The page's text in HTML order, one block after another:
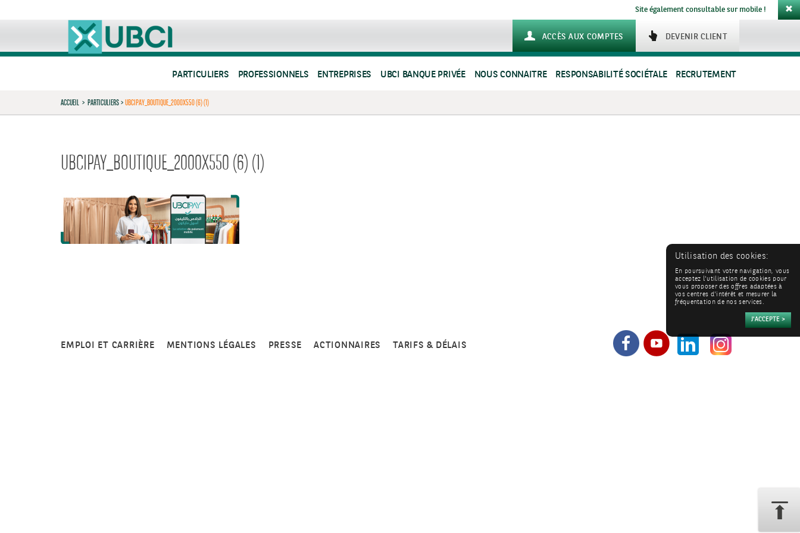
Site également consultable sur mobile !
DEVENIR CLIENT
ACCÈS AUX COMPTES
PARTICULIERS PROFESSIONNELS ENTREPRISES UBCI BANQUE PRIVÉE NOUS CONNAITRE RESPONSABILITÉ SOCIÉTALE RECRUTEMENT
ACCUEIL > PARTICULIERS>UBCIPAY_BOUTIQUE_2000X550 (6) (1)
UBCIPAY_BOUTIQUE_2000X550 (6) (1)
EMPLOI ET CARRIÈRE MENTIONS LÉGALES PRESSE ACTIONNAIRES TARIFS & DÉLAIS
Utilisation des cookies:
En poursuivant votre navigation, vous
acceptez l'utilisation de cookies pour
vous proposer des offres adaptées à
vos centres d'intérêt et mesurer la
fréquentation de nos services.